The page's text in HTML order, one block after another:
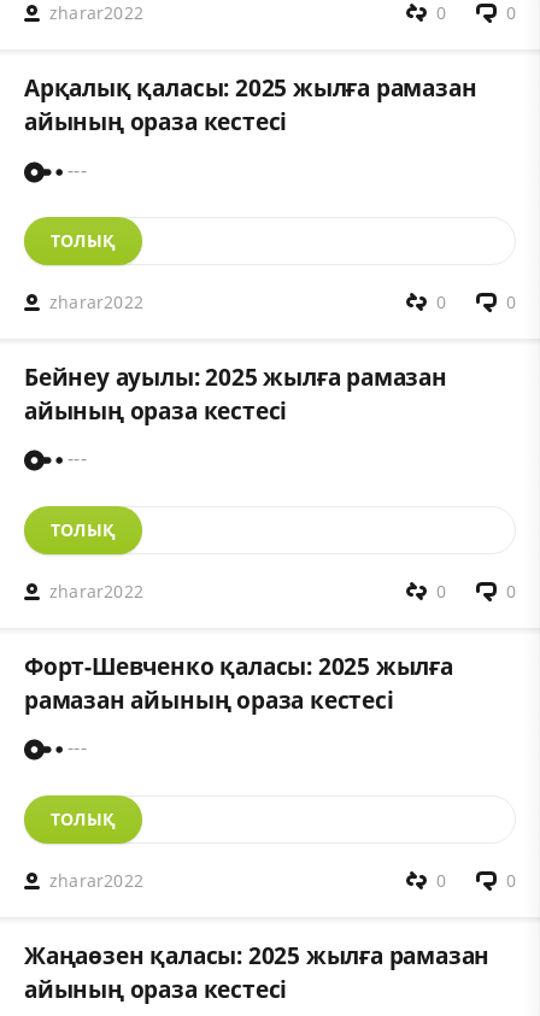
zharar2022 0
0
Арқалық қаласы: 2025 жылға рамазан
айының ораза кестесі
---
ТОЛЫҚ
zharar2022 0
0
Бейнеу ауылы: 2025 жылға рамазан
айының ораза кестесі
---
ТОЛЫҚ
zharar2022 0
0
Форт-Шевченко қаласы: 2025 жылға
рамазан айының ораза кестесі
---
ТОЛЫҚ
zharar2022 0
0
Жаңаөзен қаласы: 2025 жылға рамазан
айының ораза кестесі